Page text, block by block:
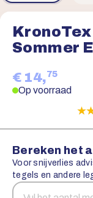
Sommer
€ 14,75
Op voorraad
Bereken het
Voor snijverlies
tegels en andere
Aantal
Snijverlies